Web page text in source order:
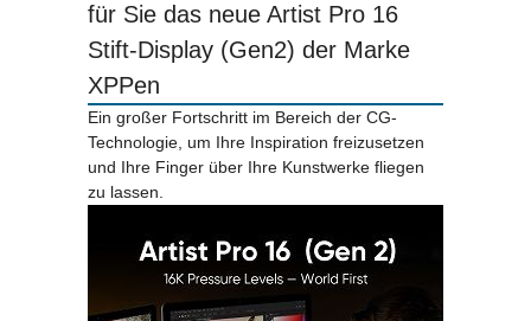
für Sie das neue Artist Pro 16
Stift-Display (Gen2) der Marke
XPPen
Ein großer Fortschritt im Bereich der CG-
Technologie, um Ihre Inspiration freizusetzen
und Ihre Finger über Ihre Kunstwerke fliegen
zu lassen.